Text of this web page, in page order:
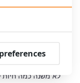
אנחנו לא
למען
לא משנה כמה חיות